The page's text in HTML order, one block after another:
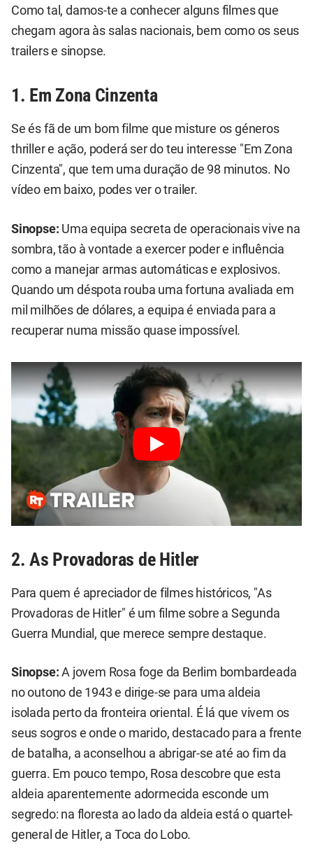
Como tal, damos-te a conhecer alguns filmes que
chegam agora às salas nacionais, bem como os seus
trailers e sinopse.
1. Em Zona Cinzenta
Se és fã de um bom filme que misture os géneros
thriller e ação, poderá ser do teu interesse "Em Zona
Cinzenta", que tem uma duração de 98 minutos. No
vídeo em baixo, podes ver o trailer.
Sinopse: Uma equipa secreta de operacionais vive na
sombra, tão à vontade a exercer poder e influência
como a manejar armas automáticas e explosivos.
Quando um déspota rouba uma fortuna avaliada em
mil milhões de dólares, a equipa é enviada para a
recuperar numa missão quase impossível.
2. As Provadoras de Hitler
Para quem é apreciador de filmes históricos, "As
Provadoras de Hitler" é um filme sobre a Segunda
Guerra Mundial, que merece sempre destaque.
Sinopse:A jovem Rosa foge da Berlim bombardeada
no outono de 1943 e dirige-se para uma aldeia
isolada perto da fronteira oriental. É lá que vivem os
seus sogros e onde o marido, destacado para a frente
de batalha, a aconselhou a abrigar-se até ao fim da
guerra. Em pouco tempo, Rosa descobre que esta
aldeia aparentemente adormecida esconde um
segredo: na floresta ao lado da aldeia está o quartel-
general de Hitler, a Toca do Lobo.